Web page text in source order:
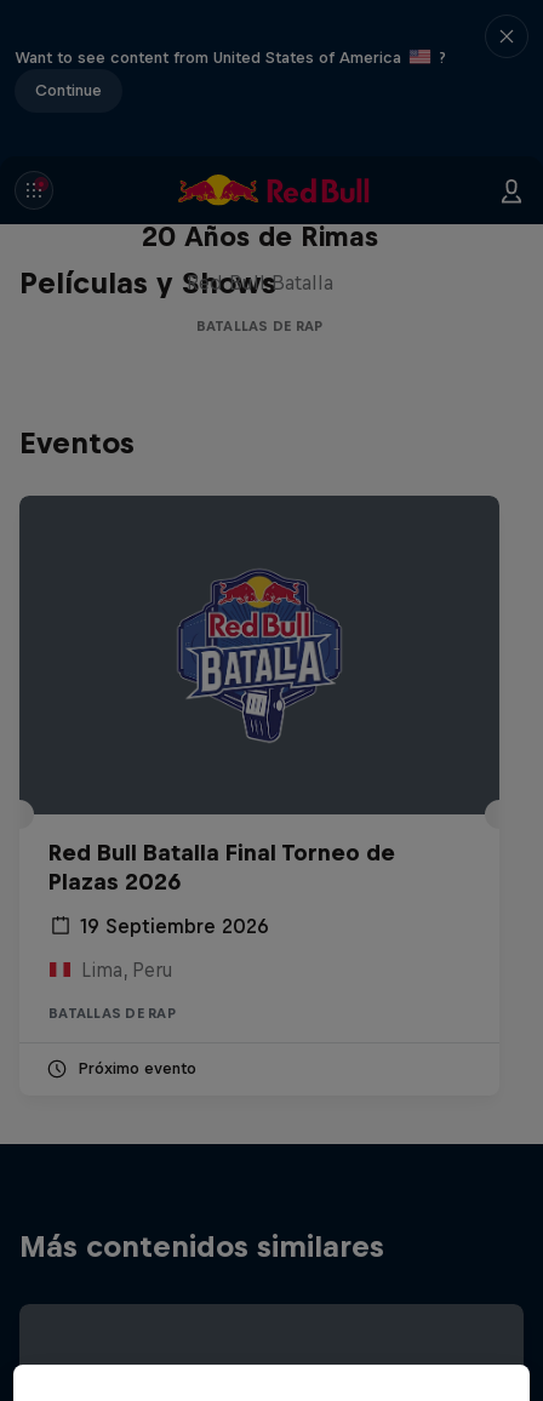
Want to see content from United States of America
?
Continue
Películas y Shows
Red Bull Batalla Nueva Historia:
20 Años de Rimas
Red Bull Batalla
BATALLAS DE RAP
Eventos
Red Bull Batalla Final Torneo de
Plazas 2026
19 Septiembre 2026
Lima, Peru
BATALLAS DE RAP
Próximo evento
Más contenidos similares